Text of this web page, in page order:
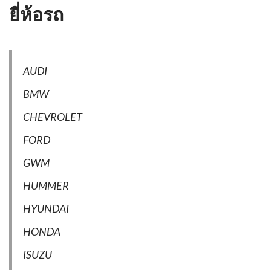
ยี่ห้อรถ
AUDI
BMW
CHEVROLET
FORD
GWM
HUMMER
HYUNDAI
HONDA
ISUZU